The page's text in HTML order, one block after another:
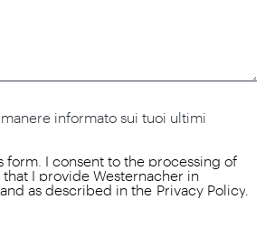
informato sui tuoi ultimi
form, I consent to the processing of
I provide Westernacher in
as described in the Privacy Policy